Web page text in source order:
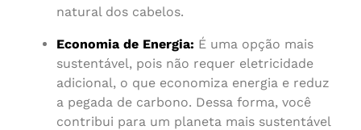
natural dos cabelos.
Economia de Energia: É uma opção mais
sustentável, pois não requer eletricidade
adicional, o que economiza energia e reduz
a pegada de carbono. Dessa forma, você
contribui para um planeta mais sustentável